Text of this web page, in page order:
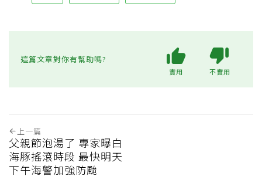
這篇文章對你有幫助嗎?
實用 不實用
上一篇
父親節泡湯了 專家曝白
海豚搖滾時段 最快明天
下午海警加強防颱